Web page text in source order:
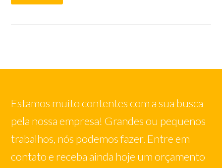
Estamos muito contentes com a sua busca
pela nossa empresa! Grandes ou pequenos
trabalhos, nós podemos fazer. Entre em
contato e receba ainda hoje um orçamento